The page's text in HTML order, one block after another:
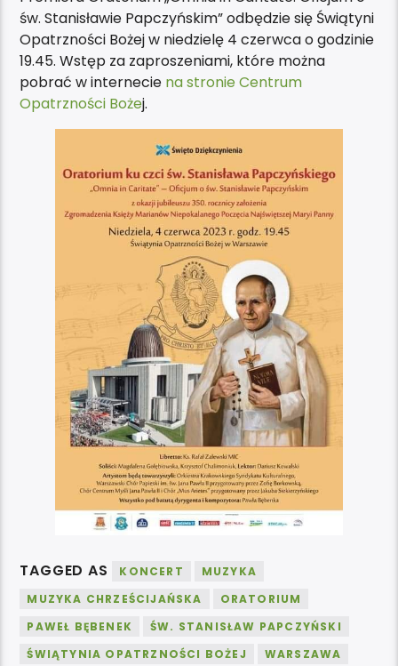
św. Stanisławie Papczyńskim” odbędzie się Świątyni
Opatrzności Bożej w niedzielę 4 czerwca o godzinie
19.45. Wstęp za zaproszeniami, które można
pobrać w internecie na stronie Centrum
Opatrzności Bożej.
TAGGED AS KONCERT
MUZYKA
MUZYKA CHRZEŚCIJAŃSKA
ORATORIUM
PAWEŁ BĘBENEK
ŚW. STANISŁAW PAPCZYŃSKI
ŚWIĄTYNIA OPATRZNOŚCI BOŻEJ
WARSZAWA